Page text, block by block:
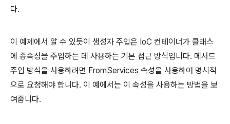
다.
이 예제에서 알 수 있듯이 생성자 주입은 IoC 컨테이너가 클래스
에 종속성을 주입하는 데 사용하는 기본 접근 방식입니다. 메서드
주입 방식을 사용하려면 FromServices 속성을 사용하여 명시적
으로 요청해야 합니다. 이 예에서는 이 속성을 사용하는 방법을 보
여줍니다.